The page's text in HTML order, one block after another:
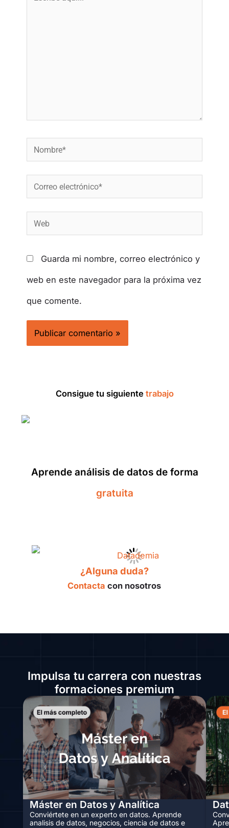
Guarda mi nombre, correo electrónico y
web en este navegador para la próxima vez
que comente.
Consigue tu siguiente trabajo
Aprende análisis de datos de forma
gratuita
¿Alguna duda?
Contacta con nosotros
Impulsa tu carrera con nuestras
formaciones premium
Máster en Datos y Analítica
Conviértete en un experto en datos. Aprende
analisis de datos, negocios, ciencia de datos e